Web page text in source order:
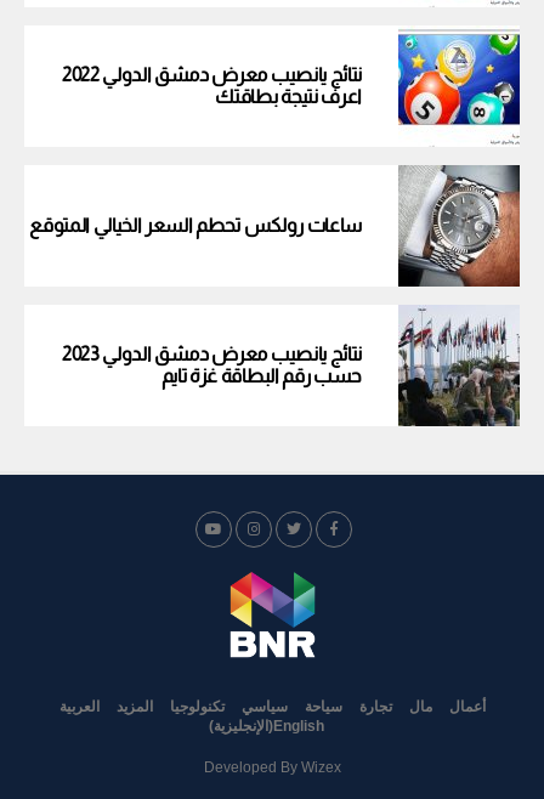
نتائج يانصيب معرض دمشق الدولي 2022
اعرف نتيجة بطاقتك
ساعات رولكس تحطم السعر الخيالي المتوقع
نتائج يانصيب معرض دمشق الدولي 2023
حسب رقم البطاقة غزة تايم
أعمال مال تجارة سياحة سياسي تكنولوجيا المزيد
العربية
English
( الإنجليزية)
Developed By Wizex